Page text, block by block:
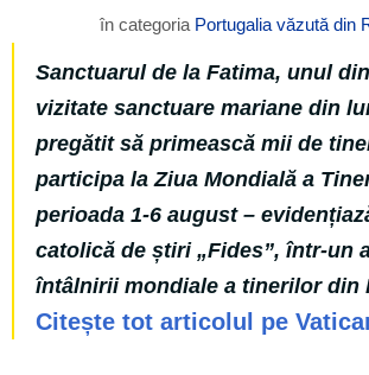
în categoria Portugalia văzută din
Sanctuarul de la Fatima, unul
vizitate sanctuare mariane din
pregătit să primească mii de
participa la Ziua Mondială a
perioada 1-6 august –
catolică de știri „Fides”, într-un
întâlnirii mondiale a tinerilor din
Citește tot articolul pe